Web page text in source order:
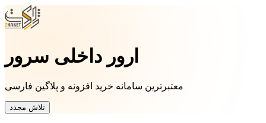
ارور داخلی سرور
معتبرترین سامانه خرید افزونه و پلاگین فارسی
تلاش مجدد